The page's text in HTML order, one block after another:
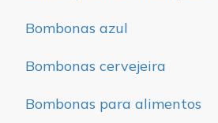
Bombonas azul
Bombonas cervejeira
Bombonas para alimentos